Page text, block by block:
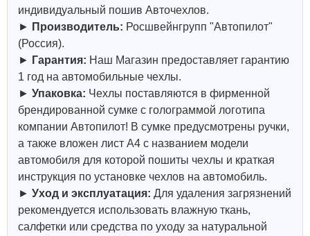
индивидуальный пошив Авточехлов.
► Производитель: Росшвейнгрупп "Автопилот"
(Россия).
► Гарантия: Наш Магазин предоставляет гарантию
1 год на автомобильные чехлы.
► Упаковка: Чехлы поставляются в фирменной
брендированной сумке с голограммой логотипа
компании Автопилот! В сумке предусмотрены ручки,
а также вложен лист А4 с названием модели
автомобиля для которой пошиты чехлы и краткая
инструкция по установке чехлов на автомобиль.
► Уход и эксплуатация: Для удаления загрязнений
рекомендуется использовать влажную ткань,
салфетки или средства по уходу за натуральной